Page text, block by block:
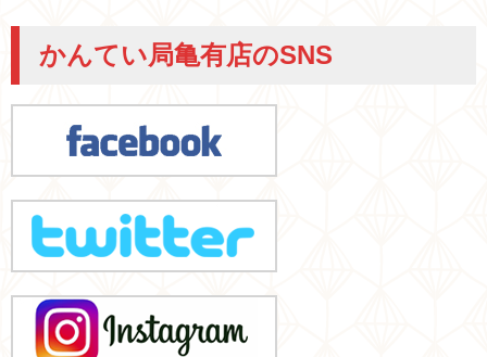
かんてい局亀有店のSNS